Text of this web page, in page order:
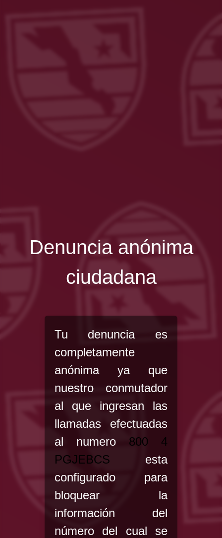
Denuncia anónima
ciudadana
Tu denuncia es
completamente
anónima ya que
nuestro conmutador
al que ingresan las
llamadas efectuadas
al numero 800 4
PGJEBCS esta
configurado para
bloquear la
información del
número del cual se